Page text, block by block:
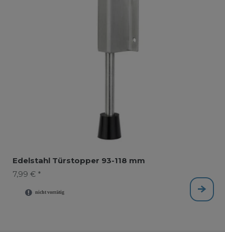
Edelstahl Türstopper 93-118 mm
7,99 € *